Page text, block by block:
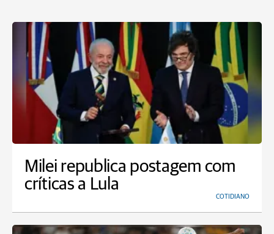
Milei republica postagem com
críticas a Lula
COTIDIANO